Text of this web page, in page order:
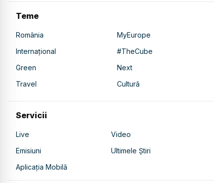
Teme
România
MyEurope
Internațional
#TheCube
Green
Next
Travel
Cultură
Servicii
Live
Video
Emisiuni
Ultimele Știri
Aplicația Mobilă